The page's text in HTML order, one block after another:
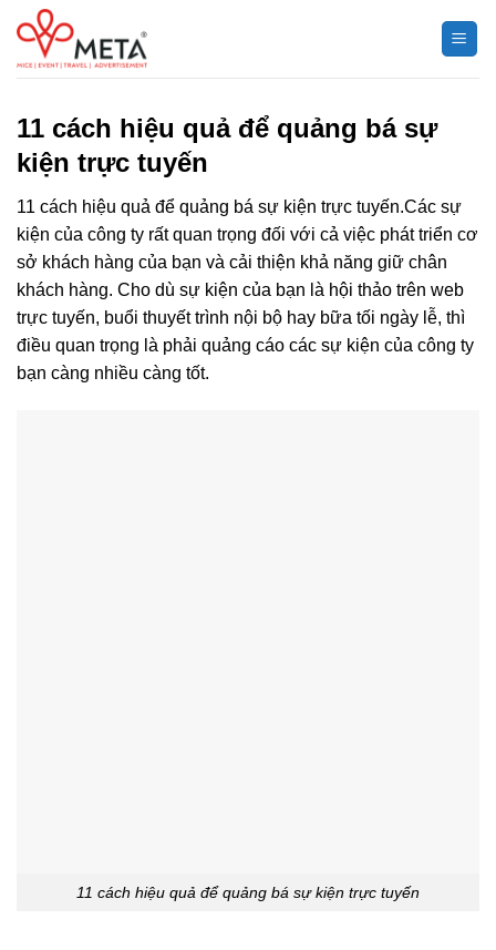
Chuyển
đến
nội
11 cách hiệu quả để quảng bá sự
kiện trực tuyến
11 cách hiệu quả để quảng bá sự kiện trực tuyến.Các sự
kiện của công ty rất quan trọng đối với cả việc phát triển cơ
sở khách hàng của bạn và cải thiện khả năng giữ chân
khách hàng. Cho dù sự kiện của bạn là hội thảo trên web
trực tuyến, buổi thuyết trình nội bộ hay bữa tối ngày lễ, thì
điều quan trọng là phải quảng cáo các sự kiện của công ty
bạn càng nhiều càng tốt.
11 cách hiệu quả để quảng bá sự kiện trực tuyến